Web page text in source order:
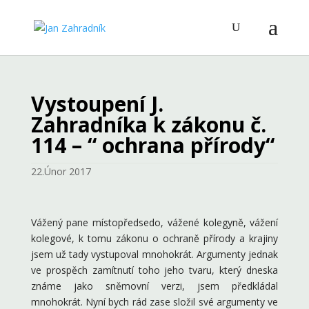
Vystoupení J.
Zahradníka k zákonu č.
114 – “ ochrana přírody“
22.Únor 2017
Vážený pane místopředsedo, vážené kolegyně, vážení
kolegové, k tomu zákonu o ochraně přírody a krajiny
jsem už tady vystupoval mnohokrát. Argumenty jednak
ve prospěch zamítnutí toho jeho tvaru, který dneska
známe jako sněmovní verzi, jsem předkládal
mnohokrát. Nyní bych rád zase složil své argumenty ve